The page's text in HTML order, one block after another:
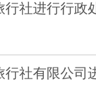
社进行行政
社有限公司